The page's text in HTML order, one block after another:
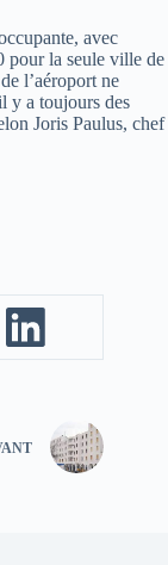
avec
pour la seule ville de
l’aéroport ne
y a toujours des
Joris Paulus, chef